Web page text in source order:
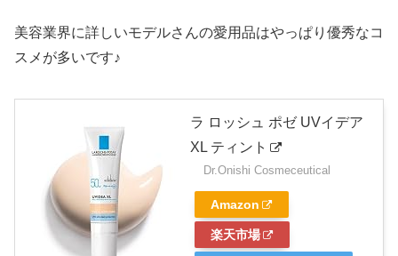
美容業界に詳しいモデルさんの愛用品はやっぱり優秀なコ
スメが多いです♪
ラ ロッシュ ポゼ UVイデア
XL ティント
Dr.Onishi Cosmeceutical
Amazon
楽天市場